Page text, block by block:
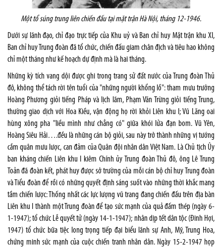
Một tổ súng trung liênchiến đấu tại mặt trận Hà Nội, tháng 12-1946.
Dưới sự lãnh đạo, chỉ đạo trực tiếp của Khu uỷ và Ban chỉ huy Mặt trận khu XI,
Ban chỉ huy Trung đoàn đã tổ chức, chiến đấu giam chân địch và tiêu hao không
chỉ một tháng như kế hoạch dự định mà là hai tháng.
Những kỳ tích vang dội được ghi trong trang sử đất nước của Trung đoàn Thủ
đô, không thể tách rời tên tuổi của "những người khổng lồ": tham mưu trưởng
Hoàng Phương giỏi tiếng Pháp và lịch lãm, Phạm Văn Trừng giỏi tiếng Trung,
thường giao dịch với Hoa Kiều, vận động họ rời khỏi Liên khu I; Vũ Lăng oai
hùng xông pha "liều mình như chẳng có" giữa khói lửa đạn bom. Vũ Yên,
Hoàng Siêu Hải….đều là những cán bộ giỏi, sau này trở thành những vị tướng
cầm quân mưu lược, can đảm của Quân đội nhân dân Việt Nam. Là Chủ tịch Ủy
ban kháng chiến Liên khu I kiêm Chính ủy Trung đoàn Thủ đô, ông Lê Trung
Toản đã đoàn kết, phát huy được sở trường của mỗi cán bộ chỉ huy Trung đoàn
và Tiểu đoàn để rồi có những quyết định sáng suốt vào những thời khắc mang
tầm chiến lược: Thống nhất các lực lượng vũ trang đang chiến đấu trên địa bàn
Liên khu I thành một Trung đoàn để tạo sức mạnh của quả đấm thép (ngày 6-
1-1947); tổ chức Lễ quyết tử (ngày 14-1-1947); nhân dịp tết dân tộc (Đinh Hợi,
1947) tổ chức bữa tiệc long trọng tiếp đại biểu lãnh sự Anh, Mỹ, Trung Hoa,
chứng minh sức mạnh của cuộc chiến tranh nhân dân. Ngày 15-2-1947 họp